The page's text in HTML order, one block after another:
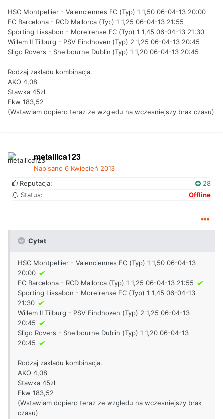
HSC Montpellier - Valenciennes FC (Typ) 1 1,50 06-04-13 20:00
FC Barcelona - RCD Mallorca (Typ) 1 1,25 06-04-13 21:55
Sporting Lissabon - Moreirense FC (Typ) 1 1,45 06-04-13 21:30
Willem II Tilburg - PSV Eindhoven (Typ) 2 1,25 06-04-13 20:45
Sligo Rovers - Shelbourne Dublin (Typ) 1 1,20 06-04-13 20:45
Rodzaj zakladu kombinacja.
AKO 4,08
Stawka 45zl
Ekw 183,52
(Wstawiam dopiero teraz ze wzgledu na wczesniejszy brak czasu)
metallica123
Napisano 6 Kwiecień 2013
Reputacja:
28
Status:
Offline
Cytat
HSC Montpellier - Valenciennes FC (Typ) 1 1,50 06-04-13
20:00
FC Barcelona - RCD Mallorca (Typ) 1 1,25 06-04-13 21:55
Sporting Lissabon - Moreirense FC (Typ) 1 1,45 06-04-13
21:30
Willem II Tilburg - PSV Eindhoven (Typ) 2 1,25 06-04-13
20:45
Sligo Rovers - Shelbourne Dublin (Typ) 1 1,20 06-04-13
20:45
Rodzaj zakladu kombinacja.
AKO 4,08
Stawka 45zl
Ekw 183,52
(Wstawiam dopiero teraz ze wzgledu na wczesniejszy brak
czasu)